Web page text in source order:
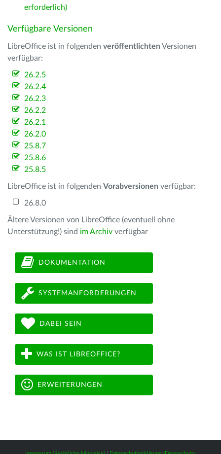
erforderlich)
Verfügbare Versionen
LibreOffice ist in folgenden veröffentlichten Versionen
verfügbar:
26.2.5
26.2.4
26.2.3
26.2.2
26.2.1
26.2.0
25.8.7
25.8.6
25.8.5
LibreOffice ist in folgenden Vorabversionen verfügbar:
26.8.0
Ältere Versionen von LibreOffice (eventuell ohne
Unterstützung!) sind im Archiv verfügbar
DOKUMENTATION
SYSTEMANFORDERUNGEN
DABEI SEIN
WAS IST LIBREOFFICE?
ERWEITERUNGEN